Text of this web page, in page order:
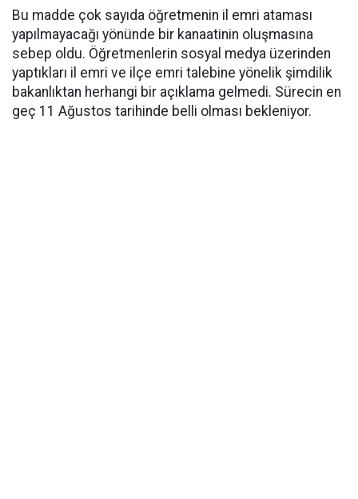
Bu madde çok sayıda öğretmenin il emri ataması
yapılmayacağı yönünde bir kanaatinin oluşmasına
sebep oldu. Öğretmenlerin sosyal medya üzerinden
yaptıkları il emri ve ilçe emri talebine yönelik şimdilik
bakanlıktan herhangi bir açıklama gelmedi. Sürecin en
geç 11 Ağustos tarihinde belli olması bekleniyor.